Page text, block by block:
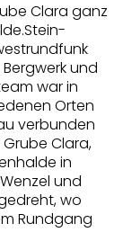
Clara ganz
und
war in
Orten
verbunden
Clara,
in
und
wo
Rundgang